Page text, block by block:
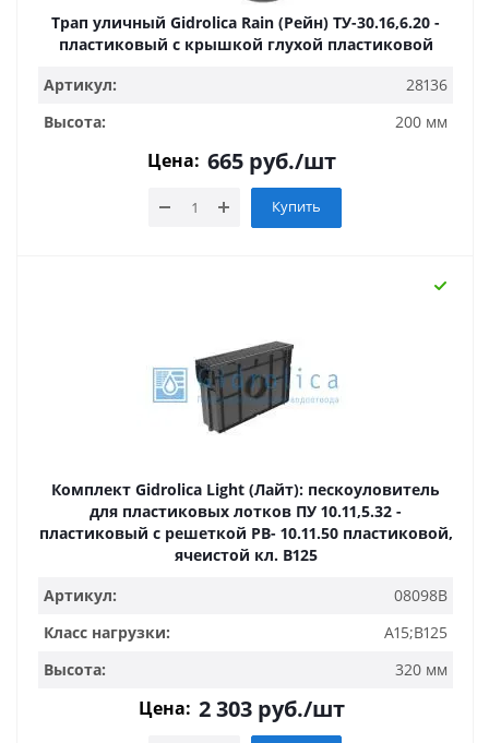
Трап уличный Gidrolica Rain (Рейн) ТУ-30.16,6.20 -
пластиковый с крышкой глухой пластиковой
Артикул:
28136
Высота:
200 мм
Цена: 665 руб./шт
Купить
Комплект Gidrolica Light (Лайт): пескоуловитель
для пластиковых лотков ПУ 10.11,5.32 -
пластиковый с решеткой РВ- 10.11.50 пластиковой,
ячеистой кл. В125
Артикул:
08098B
Класс нагрузки:
A15;B125
Высота:
320 мм
Цена: 2 303 руб./шт